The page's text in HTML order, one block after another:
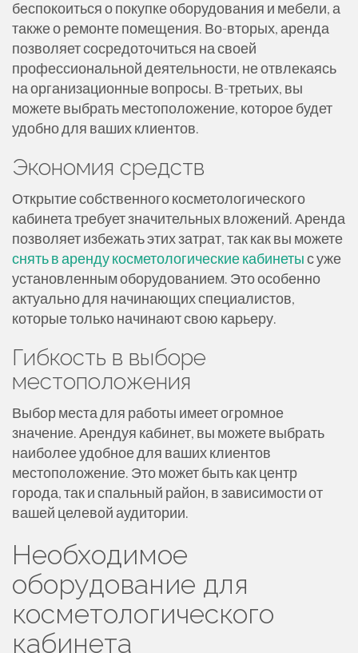
беспокоиться о покупке оборудования и мебели, а
также о ремонте помещения. Во-вторых, аренда
позволяет сосредоточиться на своей
профессиональной деятельности, не отвлекаясь
на организационные вопросы. В-третьих, вы
можете выбрать местоположение, которое будет
удобно для ваших клиентов.
Экономия средств
Открытие собственного косметологического
кабинета требует значительных вложений. Аренда
позволяет избежать этих затрат, так как вы можете
снять в аренду косметологические кабинетыс уже
установленным оборудованием. Это особенно
актуально для начинающих специалистов,
которые только начинают свою карьеру.
Гибкость в выборе
местоположения
Выбор места для работы имеет огромное
значение. Арендуя кабинет, вы можете выбрать
наиболее удобное для ваших клиентов
местоположение. Это может быть как центр
города, так и спальный район, в зависимости от
вашей целевой аудитории.
Необходимое
оборудование для
косметологического
кабинета